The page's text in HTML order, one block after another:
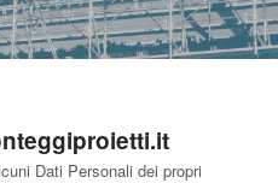
Dati Personali dei propri